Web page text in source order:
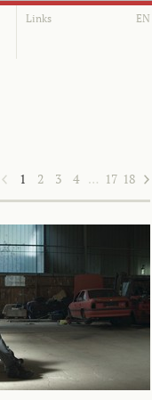
Links EN
1 2 3 4 … 17 18